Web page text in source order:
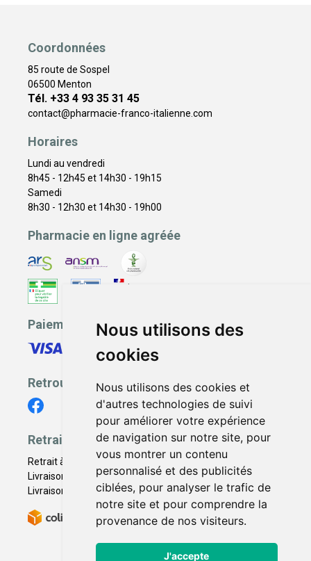
Nous utilisons des
cookies
Nous utilisons des cookies et
d'autres technologies de suivi
pour améliorer votre expérience
de navigation sur notre site, pour
vous montrer un contenu
personnalisé et des publicités
ciblées, pour analyser le trafic de
notre site et pour comprendre la
provenance de nos visiteurs.
J'accepte
Coordonnées
85 route de Sospel
06500 Menton
Tél. +33 4 93 35 31 45
contact@pharmacie-franco-italienne.com
Horaires
Lundi au vendredi
8h45 - 12h45 et 14h30 - 19h15
Samedi
8h30 - 12h30 et 14h30 - 19h00
Pharmacie en ligne agréée
Paiement sécurisé
Retrouvez-nous
Retrait - Livraison
Retrait à la pharmacie - Click & Collect
Livraison en Point Relais
Livraison à domicile